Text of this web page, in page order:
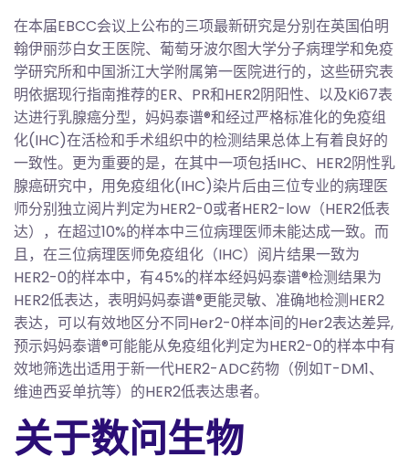
在本届EBCC会议上公布的三项最新研究是分别在英国伯明
翰伊丽莎白女王医院、葡萄牙波尔图大学分子病理学和免疫
学研究所和中国浙江大学附属第一医院进行的，这些研究表
明依据现行指南推荐的ER、PR和HER2阴阳性、以及Ki67表
达进行乳腺癌分型，妈妈泰谱®和经过严格标准化的免疫组
化(IHC)在活检和手术组织中的检测结果总体上有着良好的
一致性。更为重要的是，在其中一项包括IHC、HER2阴性乳
腺癌研究中，用免疫组化(IHC)染片后由三位专业的病理医
师分别独立阅片判定为HER2-0或者HER2-low（HER2低表
达），在超过10%的样本中三位病理医师未能达成一致。而
且，在三位病理医师免疫组化（IHC）阅片结果一致为
HER2-0的样本中，有45%的样本经妈妈泰谱®检测结果为
HER2低表达，表明妈妈泰谱®更能灵敏、准确地检测HER2
表达，可以有效地区分不同Her2-0样本间的Her2表达差异,
预示妈妈泰谱®可能能从免疫组化判定为HER2-0的样本中有
效地筛选出适用于新一代HER2-ADC药物（例如T-DM1、
维迪西妥单抗等）的HER2低表达患者。
关于数问生物